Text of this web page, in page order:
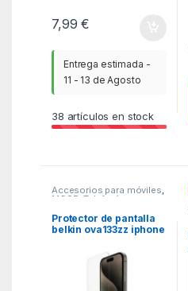
7,99€
Entrega estimada -
11 - 13 de Agosto
38 artículos en stock
Accesorios para móviles,
MGSR ,Telefonía
Protector de pantalla
belkin ova133zz iphone
screenforce